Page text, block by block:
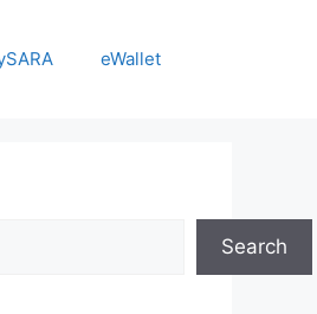
eWallet
Search